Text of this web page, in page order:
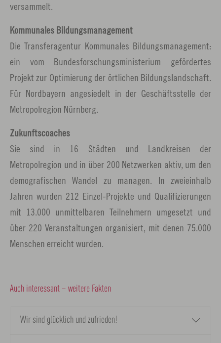
versammelt.
Kommunales Bildungsmanagement
Die Transferagentur Kommunales Bildungsmanagement:
ein vom Bundesforschungsministerium gefördertes
Projekt zur Optimierung der örtlichen Bildungslandschaft.
Für Nordbayern angesiedelt in der Geschäftsstelle der
Metropolregion Nürnberg.
Zukunftscoaches
Sie sind in 16 Städten und Landkreisen der
Metropolregion und in über 200 Netzwerken aktiv, um den
demografischen Wandel zu managen. In zweieinhalb
Jahren wurden 212 Einzel-Projekte und Qualifizierungen
mit 13.000 unmittelbaren Teilnehmern umgesetzt und
über 220 Veranstaltungen organisiert, mit denen 75.000
Menschen erreicht wurden.
Auch interessant – weitere Fakten
Wir sind glücklich und zufrieden!